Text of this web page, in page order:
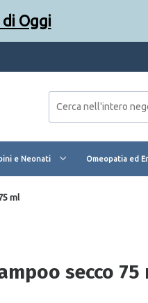
e Neonati Omeopatia ed
ml
secco 75
Oggi